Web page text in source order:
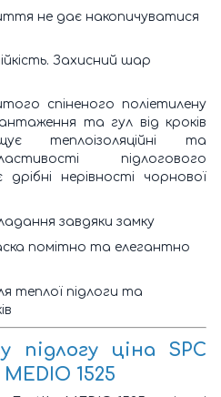
не дає накопичуватися
Захисний шар
спіненого поліетилену
та гул від кроків
теплоізоляційні та
підлогового
нерівності чорнової
завдяки замку
помітно та елегантно
теплої підлоги та
підлогу ціна SPC
1525